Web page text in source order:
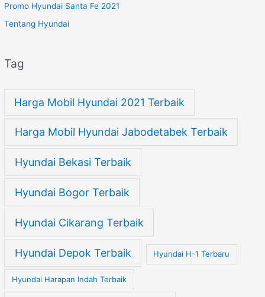
Promo Hyundai Santa Fe 2021
Tentang Hyundai
Tag
Harga Mobil Hyundai 2021 Terbaik
Harga Mobil Hyundai Jabodetabek Terbaik
Hyundai Bekasi Terbaik
Hyundai Bogor Terbaik
Hyundai Cikarang Terbaik
Hyundai Depok Terbaik Hyundai H-1 Terbaru
Hyundai Harapan Indah Terbaik